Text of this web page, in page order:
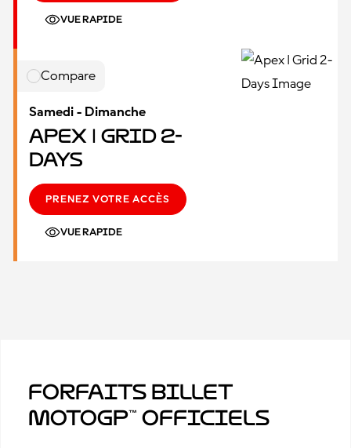
VUE RAPIDE
Compare
Samedi - Dimanche
Apex | Grid 2-
Days
PRENEZ VOTRE ACCÈS
VUE RAPIDE
Forfaits billet
MotoGP™ officiels